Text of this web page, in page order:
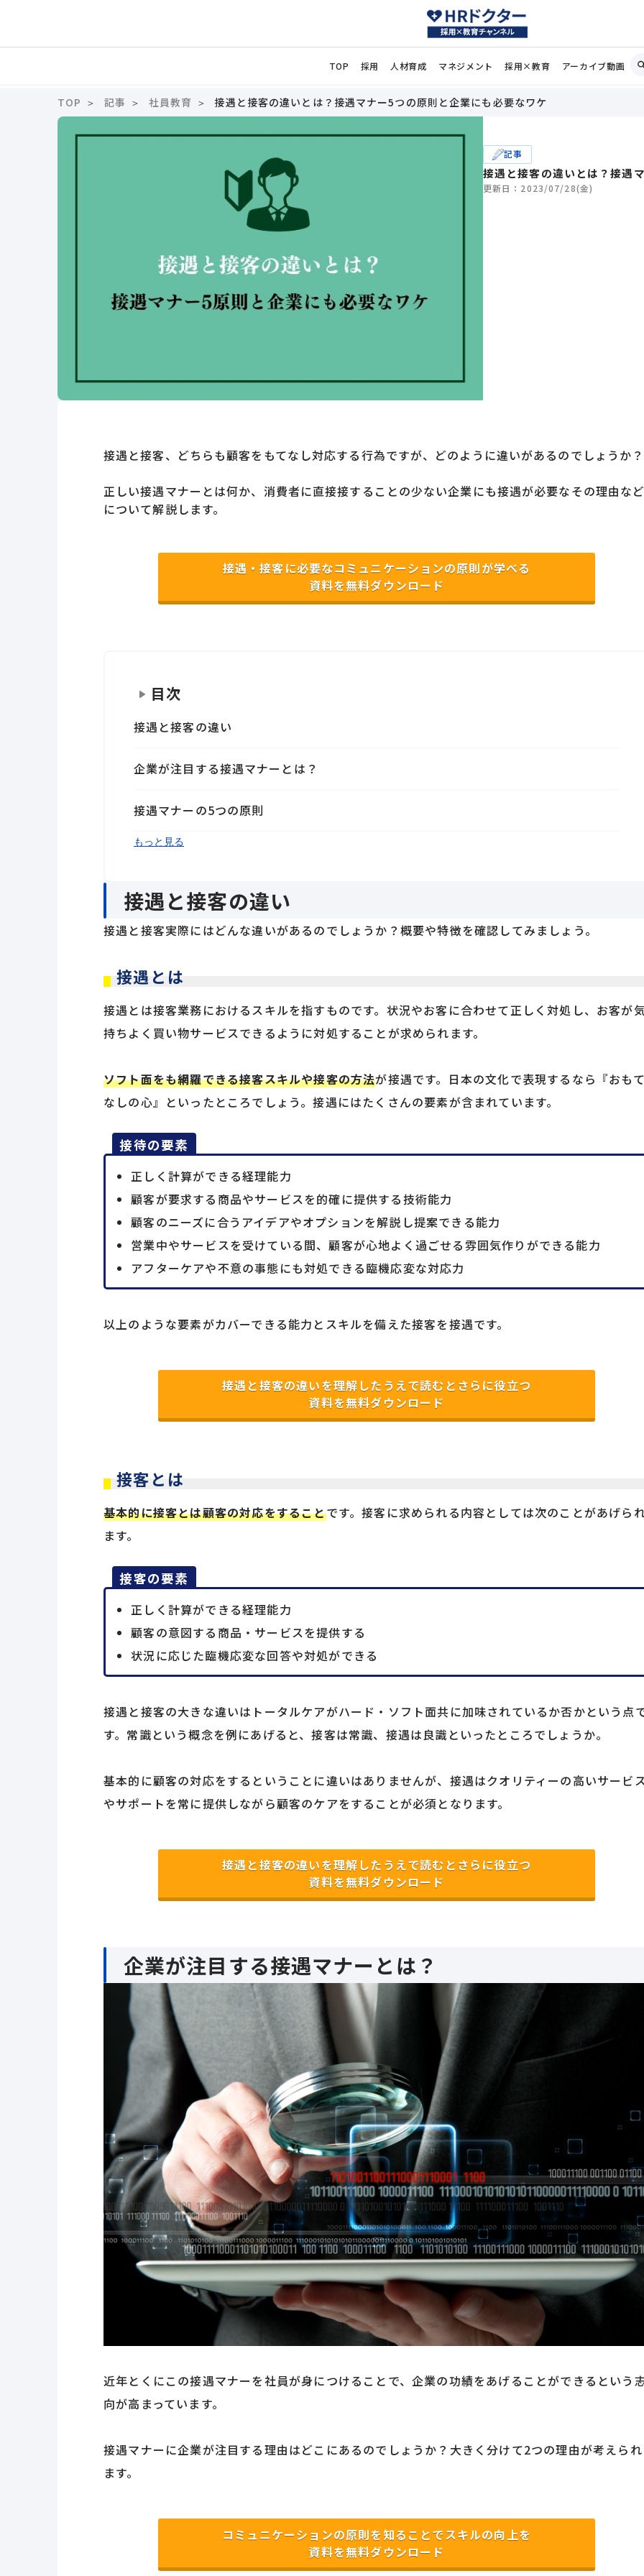
TOP 採用 人材育成 マネジメント 採用×教育 アーカイブ動画
TOP 記事 社員教育 接遇と接客の違いとは？接遇マナー5つの原則と企業にも必要なワケ
記事
接遇と接客の違いとは？接遇
更新日：2023/07/28(金)
接遇と接客、どちらも顧客をもてなし対応する行為ですが、どのように違いがあるのでしょうか？
正しい接遇マナーとは何か、消費者に直接接することの少ない企業にも接遇が必要なその理由な
について解説します。
接遇・接客に必要なコミュニケーションの原則が学べる
資料を無料ダウンロード
目次
接遇と接客の違い
企業が注目する接遇マナーとは？
接遇マナーの5つの原則
おわりに
もっと見る
接遇と接客の違い
接遇と接客実際にはどんな違いがあるのでしょうか？概要や特徴を確認してみましょう。
接遇とは
接遇とは接客業務におけるスキルを指すものです。状況やお客に合わせて正しく対処し、お客が
持ちよく買い物サービスできるように対処することが求められます。
ソフト面をも網羅できる接客スキルや接客の方法が接遇です。日本の文化で表現するなら『おも
なしの心』といったところでしょう。接遇にはたくさんの要素が含まれています。
接待の要素
正しく計算ができる経理能力
顧客が要求する商品やサービスを的確に提供する技術能力
顧客のニーズに合うアイデアやオプションを解説し提案できる能力
営業中やサービスを受けている間、顧客が心地よく過ごせる雰囲気作りができる能力
アフターケアや不意の事態にも対処できる臨機応変な対応力
以上のような要素がカバーできる能力とスキルを備えた接客を接遇です。
接遇と接客の違いを理解したうえで読むとさらに役立つ
資料を無料ダウンロード
接客とは
基本的に接客とは顧客の対応をすることです。接客に求められる内容としては次のことがあげら
ます。
接客の要素
正しく計算ができる経理能力
顧客の意図する商品・サービスを提供する
状況に応じた臨機応変な回答や対処ができる
接遇と接客の大きな違いはトータルケアがハード・ソフト面共に加味されているか否かという点
す。常識という概念を例にあげると、接客は常識、接遇は良識といったところでしょうか。
基本的に顧客の対応をするということに違いはありませんが、接遇はクオリティーの高いサービ
やサポートを常に提供しながら顧客のケアをすることが必須となります。
接遇と接客の違いを理解したうえで読むとさらに役立つ
資料を無料ダウンロード
企業が注目する接遇マナーとは？
近年とくにこの接遇マナーを社員が身につけることで、企業の功績をあげることができるという
向が高まっています。
接遇マナーに企業が注目する理由はどこにあるのでしょうか？大きく分けて2つの理由が考えられ
ます。
コミュニケーションの原則を知ることでスキルの向上を
資料を無料ダウンロード